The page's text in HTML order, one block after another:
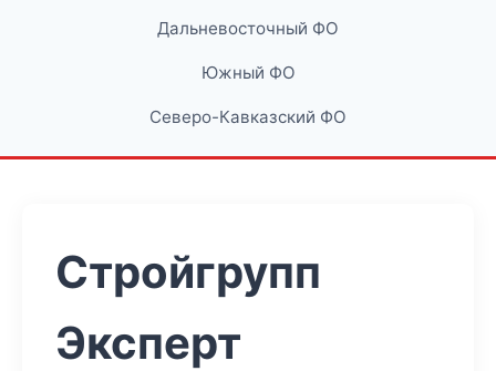
Дальневосточный ФО
Южный ФО
Северо-Кавказский ФО
Стройгрупп
Эксперт